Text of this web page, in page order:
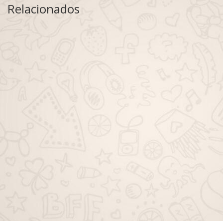
Relacionados